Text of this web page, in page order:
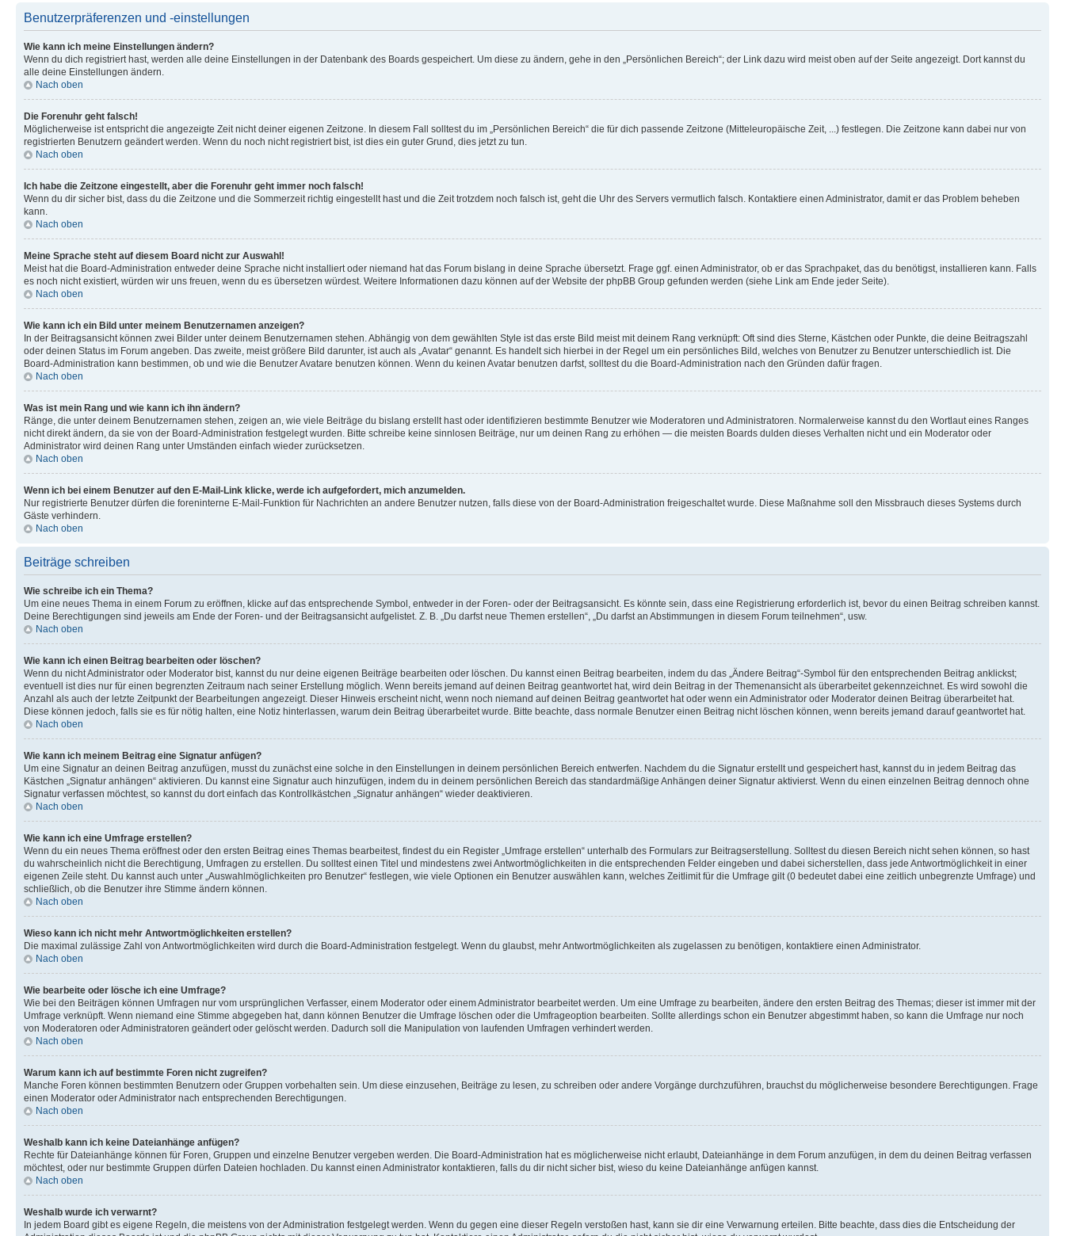
Benutzerpräferenzen und -einstellungen
Wie kann ich meine Einstellungen ändern?
Wenn du dich registriert hast, werden alle deine Einstellungen in der Datenbank des Boards gespeichert. Um diese zu ändern, gehe in den „Persönlichen Bereich“; der Link dazu wird meist oben auf der Seite angezeigt. Dort kannst du
alle deine Einstellungen ändern.
Nach oben
Die Forenuhr geht falsch!
Möglicherweise ist entspricht die angezeigte Zeit nicht deiner eigenen Zeitzone. In diesem Fall solltest du im „Persönlichen Bereich“ die für dich passende Zeitzone (Mitteleuropäische Zeit, ...) festlegen. Die Zeitzone kann dabei nur von
registrierten Benutzern geändert werden. Wenn du noch nicht registriert bist, ist dies ein guter Grund, dies jetzt zu tun.
Nach oben
Ich habe die Zeitzone eingestellt, aber die Forenuhr geht immer noch falsch!
Wenn du dir sicher bist, dass du die Zeitzone und die Sommerzeit richtig eingestellt hast und die Zeit trotzdem noch falsch ist, geht die Uhr des Servers vermutlich falsch. Kontaktiere einen Administrator, damit er das Problem beheben
kann.
Nach oben
Meine Sprache steht auf diesem Board nicht zur Auswahl!
Meist hat die Board-Administration entweder deine Sprache nicht installiert oder niemand hat das Forum bislang in deine Sprache übersetzt. Frage ggf. einen Administrator, ob er das Sprachpaket, das du benötigst, installieren kann. Falls
es noch nicht existiert, würden wir uns freuen, wenn du es übersetzen würdest. Weitere Informationen dazu können auf der Website der phpBB Group gefunden werden (siehe Link am Ende jeder Seite).
Nach oben
Wie kann ich ein Bild unter meinem Benutzernamen anzeigen?
In der Beitragsansicht können zwei Bilder unter deinem Benutzernamen stehen. Abhängig von dem gewählten Style ist das erste Bild meist mit deinem Rang verknüpft: Oft sind dies Sterne, Kästchen oder Punkte, die deine Beitragszahl
oder deinen Status im Forum angeben. Das zweite, meist größere Bild darunter, ist auch als „Avatar“ genannt. Es handelt sich hierbei in der Regel um ein persönliches Bild, welches von Benutzer zu Benutzer unterschiedlich ist. Die
Board-Administration kann bestimmen, ob und wie die Benutzer Avatare benutzen können. Wenn du keinen Avatar benutzen darfst, solltest du die Board-Administration nach den Gründen dafür fragen.
Nach oben
Was ist mein Rang und wie kann ich ihn ändern?
Ränge, die unter deinem Benutzernamen stehen, zeigen an, wie viele Beiträge du bislang erstellt hast oder identifizieren bestimmte Benutzer wie Moderatoren und Administratoren. Normalerweise kannst du den Wortlaut eines Ranges
nicht direkt ändern, da sie von der Board-Administration festgelegt wurden. Bitte schreibe keine sinnlosen Beiträge, nur um deinen Rang zu erhöhen — die meisten Boards dulden dieses Verhalten nicht und ein Moderator oder
Administrator wird deinen Rang unter Umständen einfach wieder zurücksetzen.
Nach oben
Wenn ich bei einem Benutzer auf den E-Mail-Link klicke, werde ich aufgefordert, mich anzumelden.
Nur registrierte Benutzer dürfen die foreninterne E-Mail-Funktion für Nachrichten an andere Benutzer nutzen, falls diese von der Board-Administration freigeschaltet wurde. Diese Maßnahme soll den Missbrauch dieses Systems durch
Gäste verhindern.
Nach oben
Beiträge schreiben
Wie schreibe ich ein Thema?
Um eine neues Thema in einem Forum zu eröffnen, klicke auf das entsprechende Symbol, entweder in der Foren- oder der Beitragsansicht. Es könnte sein, dass eine Registrierung erforderlich ist, bevor du einen Beitrag schreiben kannst.
Deine Berechtigungen sind jeweils am Ende der Foren- und der Beitragsansicht aufgelistet. Z. B. „Du darfst neue Themen erstellen“, „Du darfst an Abstimmungen in diesem Forum teilnehmen“, usw.
Nach oben
Wie kann ich einen Beitrag bearbeiten oder löschen?
Wenn du nicht Administrator oder Moderator bist, kannst du nur deine eigenen Beiträge bearbeiten oder löschen. Du kannst einen Beitrag bearbeiten, indem du das „Ändere Beitrag“-Symbol für den entsprechenden Beitrag anklickst;
eventuell ist dies nur für einen begrenzten Zeitraum nach seiner Erstellung möglich. Wenn bereits jemand auf deinen Beitrag geantwortet hat, wird dein Beitrag in der Themenansicht als überarbeitet gekennzeichnet. Es wird sowohl die
Anzahl als auch der letzte Zeitpunkt der Bearbeitungen angezeigt. Dieser Hinweis erscheint nicht, wenn noch niemand auf deinen Beitrag geantwortet hat oder wenn ein Administrator oder Moderator deinen Beitrag überarbeitet hat.
Diese können jedoch, falls sie es für nötig halten, eine Notiz hinterlassen, warum dein Beitrag überarbeitet wurde. Bitte beachte, dass normale Benutzer einen Beitrag nicht löschen können, wenn bereits jemand darauf geantwortet hat.
Nach oben
Wie kann ich meinem Beitrag eine Signatur anfügen?
Um eine Signatur an deinen Beitrag anzufügen, musst du zunächst eine solche in den Einstellungen in deinem persönlichen Bereich entwerfen. Nachdem du die Signatur erstellt und gespeichert hast, kannst du in jedem Beitrag das
Kästchen „Signatur anhängen“ aktivieren. Du kannst eine Signatur auch hinzufügen, indem du in deinem persönlichen Bereich das standardmäßige Anhängen deiner Signatur aktivierst. Wenn du einen einzelnen Beitrag dennoch ohne
Signatur verfassen möchtest, so kannst du dort einfach das Kontrollkästchen „Signatur anhängen“ wieder deaktivieren.
Nach oben
Wie kann ich eine Umfrage erstellen?
Wenn du ein neues Thema eröffnest oder den ersten Beitrag eines Themas bearbeitest, findest du ein Register „Umfrage erstellen“ unterhalb des Formulars zur Beitragserstellung. Solltest du diesen Bereich nicht sehen können, so hast
du wahrscheinlich nicht die Berechtigung, Umfragen zu erstellen. Du solltest einen Titel und mindestens zwei Antwortmöglichkeiten in die entsprechenden Felder eingeben und dabei sicherstellen, dass jede Antwortmöglichkeit in einer
eigenen Zeile steht. Du kannst auch unter „Auswahlmöglichkeiten pro Benutzer“ festlegen, wie viele Optionen ein Benutzer auswählen kann, welches Zeitlimit für die Umfrage gilt (0 bedeutet dabei eine zeitlich unbegrenzte Umfrage) und
schließlich, ob die Benutzer ihre Stimme ändern können.
Nach oben
Wieso kann ich nicht mehr Antwortmöglichkeiten erstellen?
Die maximal zulässige Zahl von Antwortmöglichkeiten wird durch die Board-Administration festgelegt. Wenn du glaubst, mehr Antwortmöglichkeiten als zugelassen zu benötigen, kontaktiere einen Administrator.
Nach oben
Wie bearbeite oder lösche ich eine Umfrage?
Wie bei den Beiträgen können Umfragen nur vom ursprünglichen Verfasser, einem Moderator oder einem Administrator bearbeitet werden. Um eine Umfrage zu bearbeiten, ändere den ersten Beitrag des Themas; dieser ist immer mit der
Umfrage verknüpft. Wenn niemand eine Stimme abgegeben hat, dann können Benutzer die Umfrage löschen oder die Umfrageoption bearbeiten. Sollte allerdings schon ein Benutzer abgestimmt haben, so kann die Umfrage nur noch
von Moderatoren oder Administratoren geändert oder gelöscht werden. Dadurch soll die Manipulation von laufenden Umfragen verhindert werden.
Nach oben
Warum kann ich auf bestimmte Foren nicht zugreifen?
Manche Foren können bestimmten Benutzern oder Gruppen vorbehalten sein. Um diese einzusehen, Beiträge zu lesen, zu schreiben oder andere Vorgänge durchzuführen, brauchst du möglicherweise besondere Berechtigungen. Frage
einen Moderator oder Administrator nach entsprechenden Berechtigungen.
Nach oben
Weshalb kann ich keine Dateianhänge anfügen?
Rechte für Dateianhänge können für Foren, Gruppen und einzelne Benutzer vergeben werden. Die Board-Administration hat es möglicherweise nicht erlaubt, Dateianhänge in dem Forum anzufügen, in dem du deinen Beitrag verfassen
möchtest, oder nur bestimmte Gruppen dürfen Dateien hochladen. Du kannst einen Administrator kontaktieren, falls du dir nicht sicher bist, wieso du keine Dateianhänge anfügen kannst.
Nach oben
Weshalb wurde ich verwarnt?
In jedem Board gibt es eigene Regeln, die meistens von der Administration festgelegt werden. Wenn du gegen eine dieser Regeln verstoßen hast, kann sie dir eine Verwarnung erteilen. Bitte beachte, dass dies die Entscheidung der